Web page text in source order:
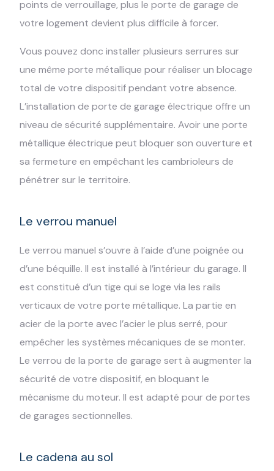
points de verrouillage, plus le porte de garage de
votre logement devient plus difficile à forcer.
Vous pouvez donc installer plusieurs serrures sur
une même porte métallique pour réaliser un blocage
total de votre dispositif pendant votre absence.
L’installation de porte de garage électrique offre un
niveau de sécurité supplémentaire. Avoir une porte
métallique électrique peut bloquer son ouverture et
sa fermeture en empêchant les cambrioleurs de
pénétrer sur le territoire.
Le verrou manuel
Le verrou manuel s’ouvre à l’aide d’une poignée ou
d’une béquille. Il est installé à l’intérieur du garage. Il
est constitué d’un tige qui se loge via les rails
verticaux de votre porte métallique. La partie en
acier de la porte avec l’acier le plus serré, pour
empêcher les systèmes mécaniques de se monter.
Le verrou de la porte de garage sert à augmenter la
sécurité de votre dispositif, en bloquant le
mécanisme du moteur. Il est adapté pour de portes
de garages sectionnelles.
Le cadena au sol